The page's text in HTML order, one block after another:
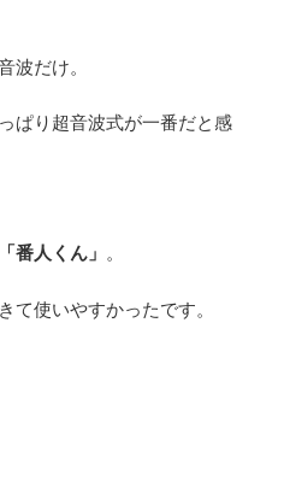
波だけ。
ぱり超音波式が一番だと感
「番人くん」 。
て使いやすかったです。